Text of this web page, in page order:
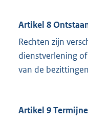
Artikel 8
Rechten zijn
dienstverlening
van de
Artikel 9